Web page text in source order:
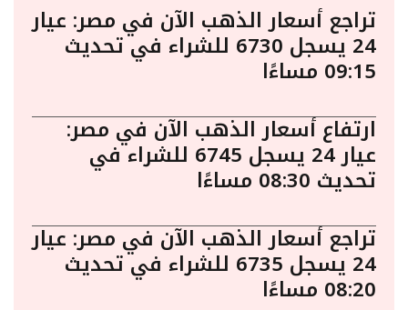
تراجع أسعار الذهب الآن في مصر: عيار
24 يسجل 6730 للشراء في تحديث
09:15 مساءًا
ارتفاع أسعار الذهب الآن في مصر:
عيار 24 يسجل 6745 للشراء في
تحديث 08:30 مساءًا
تراجع أسعار الذهب الآن في مصر: عيار
24 يسجل 6735 للشراء في تحديث
08:20 مساءًا